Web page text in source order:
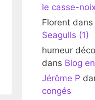
le casse-
Florent dans
Seagulls (1)
humeur
dans Blog
Jérôme P
congés